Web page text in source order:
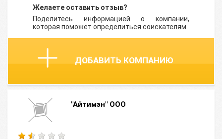
Желаете оставить отзыв?
Поделитесь информацией о компании,
которая поможет определиться соискателям.
ДОБАВИТЬ КОМПАНИЮ
"Айтимэн" ООО